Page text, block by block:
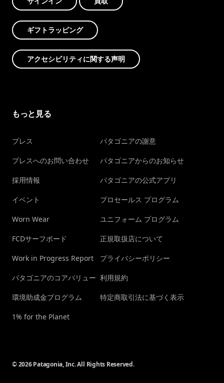
ギフトラッピング
アクセシビリティに関する声明
もっと見る
プレス
プレスへのお問い合わせ
採用情報
イベント
Worn Wear
FCDサーフボード
Work in Progress Report
パタゴニアのコアバリュー
環境助成金プログラム
1% for the Planet
パタゴニアの謝意
パタゴニアからのお知らせ
パタゴニアの公式アプリ
プロセールス プログラム
ユニフォーム プログラム
正規取扱店について
プライバシーポリシー
利用規約
特定商取引法に基づく表示
© 2026 Patagonia, Inc. All Rights Reserved.